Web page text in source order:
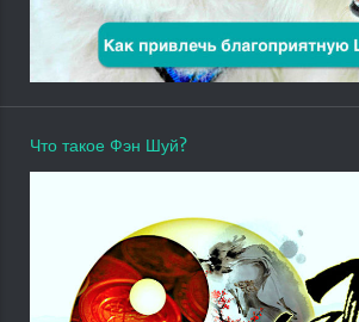
Что такое Фэн Шуй?